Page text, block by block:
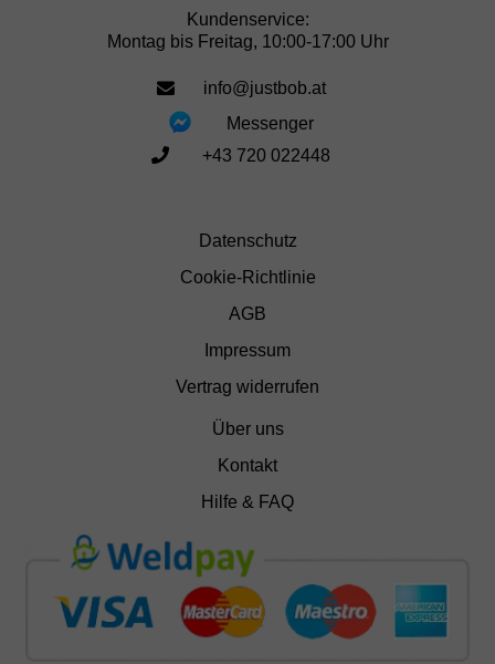
Kundenservice:
Montag bis Freitag, 10:00-17:00 Uhr
info@justbob.at
Messenger
+43 720 022448
Datenschutz
Cookie-Richtlinie
AGB
Impressum
Vertrag widerrufen
Über uns
Kontakt
Hilfe & FAQ